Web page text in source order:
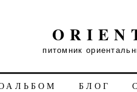
питомник
БЛОГ